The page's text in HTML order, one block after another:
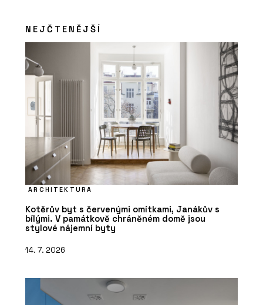
NEJČTENĚJŠÍ
ARCHITEKTURA
Kotěrův byt s červenými omítkami, Janákův s
bílými. V památkově chráněném domě jsou
stylové nájemní byty
14. 7. 2026